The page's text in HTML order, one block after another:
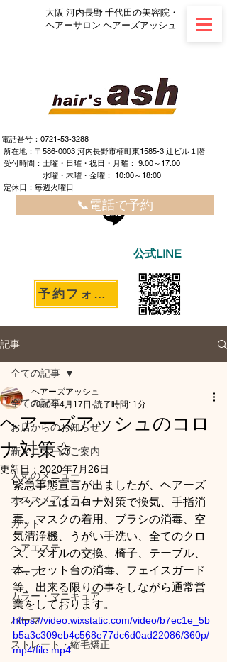
大阪 河内長野 千代田の美容院・
ヘアーサロン ヘアーズアッシュ
電話番号：0721-53-3288
所在地：〒586-0003 河内長野市楠町東1585-3 辻ビル１階
​ ​受付時間：土曜・日曜・祝日・月曜： 9:00～17:00
水曜・木曜・金曜： 10:00～18:00
定休日：毎週火曜日
📞電話で予約
公式LINE
予約フォームへ
記事
全ての記事
お店からのお知らせ
新メニューのご案内
人気のメニュー
オススメアイテム
カット
ヘアエステ
マーブ
カラー・マニキュア
パーマ
ストレート・縮毛矯正
全ての記事
ヘアーズアッシュのコロ
ナ対策✩
ヘアーズアッシュ
2020年4月17日 読了時間: 1分
更新日： 2020年7月26日
緊急事態宣言が出ましたが、ヘアーズ
アッシュはコロナ対策で換気、手指消
毒、マスクの着用、ブラシの消毒、空
気清浄機、うがい手洗い、全てのクロ
ス、タオルの交換、椅子、テーブル、
本、セット台の消毒、フェイスガード
等、出来る限りの事をしながら通常営
業をしております。
https://video.wixstatic.com/video/b7ec1e_5b
b5a3c309eb4c568e77dc6d0ad22086/360p/
mp4/file.mp4